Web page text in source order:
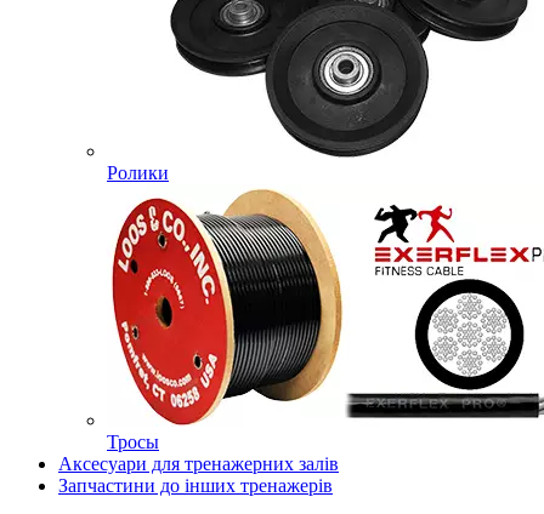
Ролики
Тросы
Аксесуари для тренажерних залів
Запчастини до інших тренажерів